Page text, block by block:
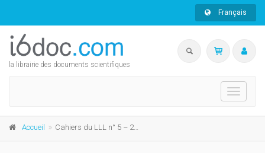
Français
la librairie des documents scientifiques
Toggle
Accueil Cahiers du LLL n° 5 – 2019